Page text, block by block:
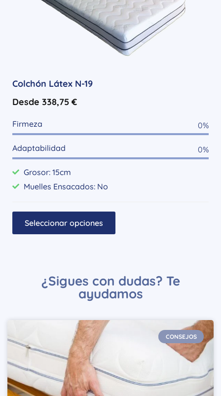
Colchón Látex N-19
Desde 338,75 €
Firmeza 0%
Adaptabilidad 0%
Grosor: 15cm
Muelles Ensacados: No
Seleccionar opciones
¿Sigues con dudas? Te
ayudamos
CONSEJOS